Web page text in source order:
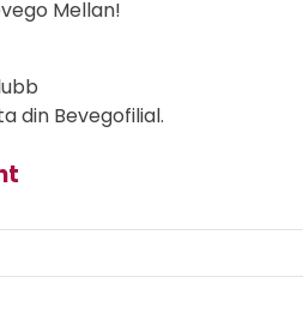
Mellan!
din Bevegofilial.